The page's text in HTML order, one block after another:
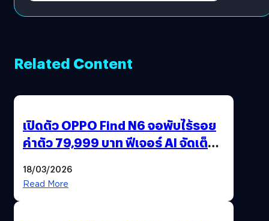
Related Content
เปิดตัว OPPO Find N6 จอพับไร้รอย
ค่าตัว 79,999 บาท ฟีเจอร์ AI จัดเต็ม
18/03/2026
Read More